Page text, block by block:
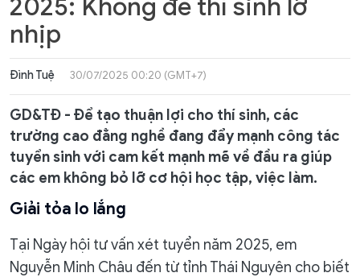
2025: Không để thí sinh lỡ
nhịp
Đình Tuệ 30/07/2025 00:20 (GMT+7)
GD&TĐ - Để tạo thuận lợi cho thí sinh, các
trường cao đẳng nghề đang đẩy mạnh công tác
tuyển sinh với cam kết mạnh mẽ về đầu ra giúp
các em không bỏ lỡ cơ hội học tập, việc làm.
Giải tỏa lo lắng
Tại Ngày hội tư vấn xét tuyển năm 2025, em
Nguyễn Minh Châu đến từ tỉnh Thái Nguyên cho biết